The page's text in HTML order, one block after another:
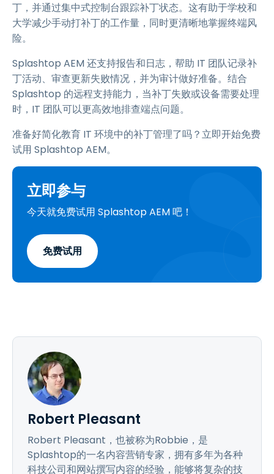
丁，并通过集中式控制台跟踪补丁状态。这有助于学校和
大学减少手动打补丁的工作量，同时更清晰地掌握终端风
险。
Splashtop AEM 还支持报告和日志，帮助 IT 团队记录补
丁活动、审查更新失败情况，并为审计做好准备。结合
Splashtop 的远程支持能力，当补丁失败或设备需要处理
时，IT 团队可以更高效地排查端点问题。
准备好简化教育 IT 环境中的补丁管理了吗？立即开始免费
试用 Splashtop AEM。
立即参与
今天就免费试用 Splashtop AEM 吧！
免费试用
Robert Pleasant
Robert Pleasant，也被称为Robbie，是
Splashtop的一名内容营销专家，拥有多年为各种
科技公司和网站撰写内容的经验，能够将复杂的技